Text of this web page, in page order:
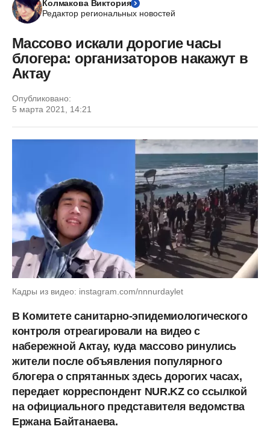
Колмакова Виктория
Редактор региональных новостей
Массово искали дорогие часы
блогера: организаторов накажут в
Актау
Опубликовано:
5 марта 2021, 14:21
Кадры из видео: instagram.com/nnnurdaylet
В Комитете санитарно-эпидемиологического
контроля отреагировали на видео с
набережной Актау, куда массово ринулись
жители после объявления популярного
блогера о спрятанных здесь дорогих часах,
передает корреспондент NUR.KZ со ссылкой
на официального представителя ведомства
Ержана Байтанаева.